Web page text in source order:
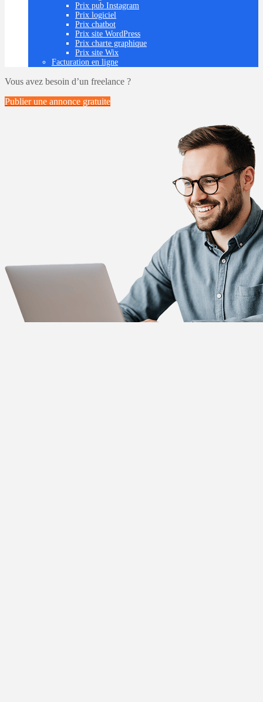
Prix pub Instagram
Prix logiciel
Prix chatbot
Prix site WordPress
Prix charte graphique
Prix site Wix
Facturation en ligne
Vous avez besoin d’un freelance ?
Publier une annonce gratuite